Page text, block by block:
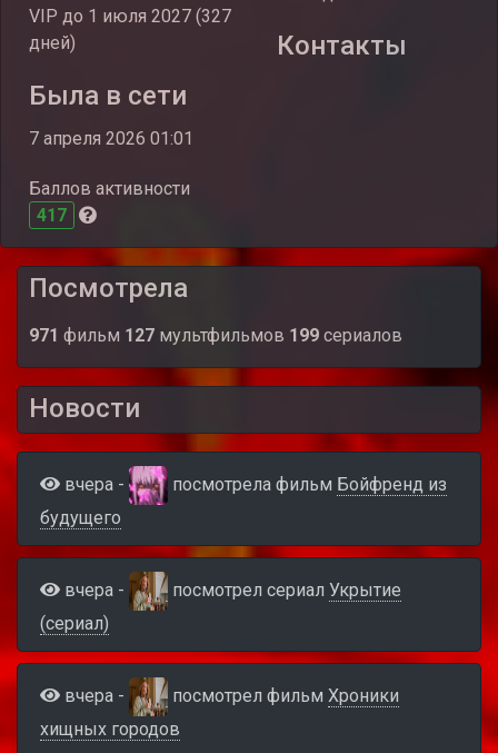
VIP до 1 июля 2027 (327
дней)
Была в сети
7 апреля 2026 01:01
Баллов активности
417
Контакты
Посмотрела
971 фильм 127 мультфильмов 199 сериалов
Новости
вчера - посмотрела фильм Бойфренд из
будущего
вчера - посмотрел сериал Укрытие
(сериал)
вчера - посмотрел фильм Хроники
хищных городов